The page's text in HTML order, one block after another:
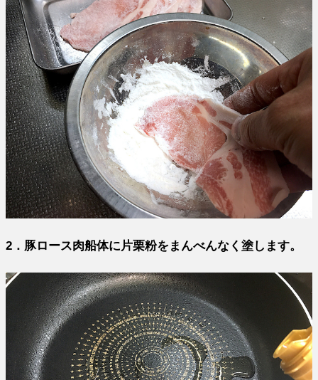
2．豚ロース肉船体に片栗粉をまんべんなく塗します。